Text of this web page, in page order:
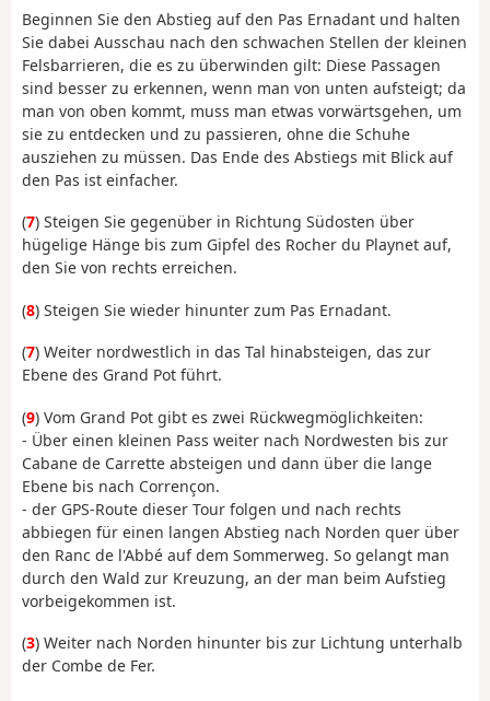
Beginnen Sie den Abstieg auf den Pas Ernadant und halten
Sie dabei Ausschau nach den schwachen Stellen der kleinen
Felsbarrieren, die es zu überwinden gilt: Diese Passagen
sind besser zu erkennen, wenn man von unten aufsteigt; da
man von oben kommt, muss man etwas vorwärtsgehen, um
sie zu entdecken und zu passieren, ohne die Schuhe
ausziehen zu müssen. Das Ende des Abstiegs mit Blick auf
den Pas ist einfacher.
(7) Steigen Sie gegenüber in Richtung Südosten über
hügelige Hänge bis zum Gipfel des Rocher du Playnet auf,
den Sie von rechts erreichen.
(8) Steigen Sie wieder hinunter zum Pas Ernadant.
(7) Weiter nordwestlich in das Tal hinabsteigen, das zur
Ebene des Grand Pot führt.
(9) Vom Grand Pot gibt es zwei Rückwegmöglichkeiten:
- Über einen kleinen Pass weiter nach Nordwesten bis zur
Cabane de Carrette absteigen und dann über die lange
Ebene bis nach Corrençon.
- der GPS-Route dieser Tour folgen und nach rechts
abbiegen für einen langen Abstieg nach Norden quer über
den Ranc de l'Abbé auf dem Sommerweg. So gelangt man
durch den Wald zur Kreuzung, an der man beim Aufstieg
vorbeigekommen ist.
(3) Weiter nach Norden hinunter bis zur Lichtung unterhalb
der Combe de Fer.